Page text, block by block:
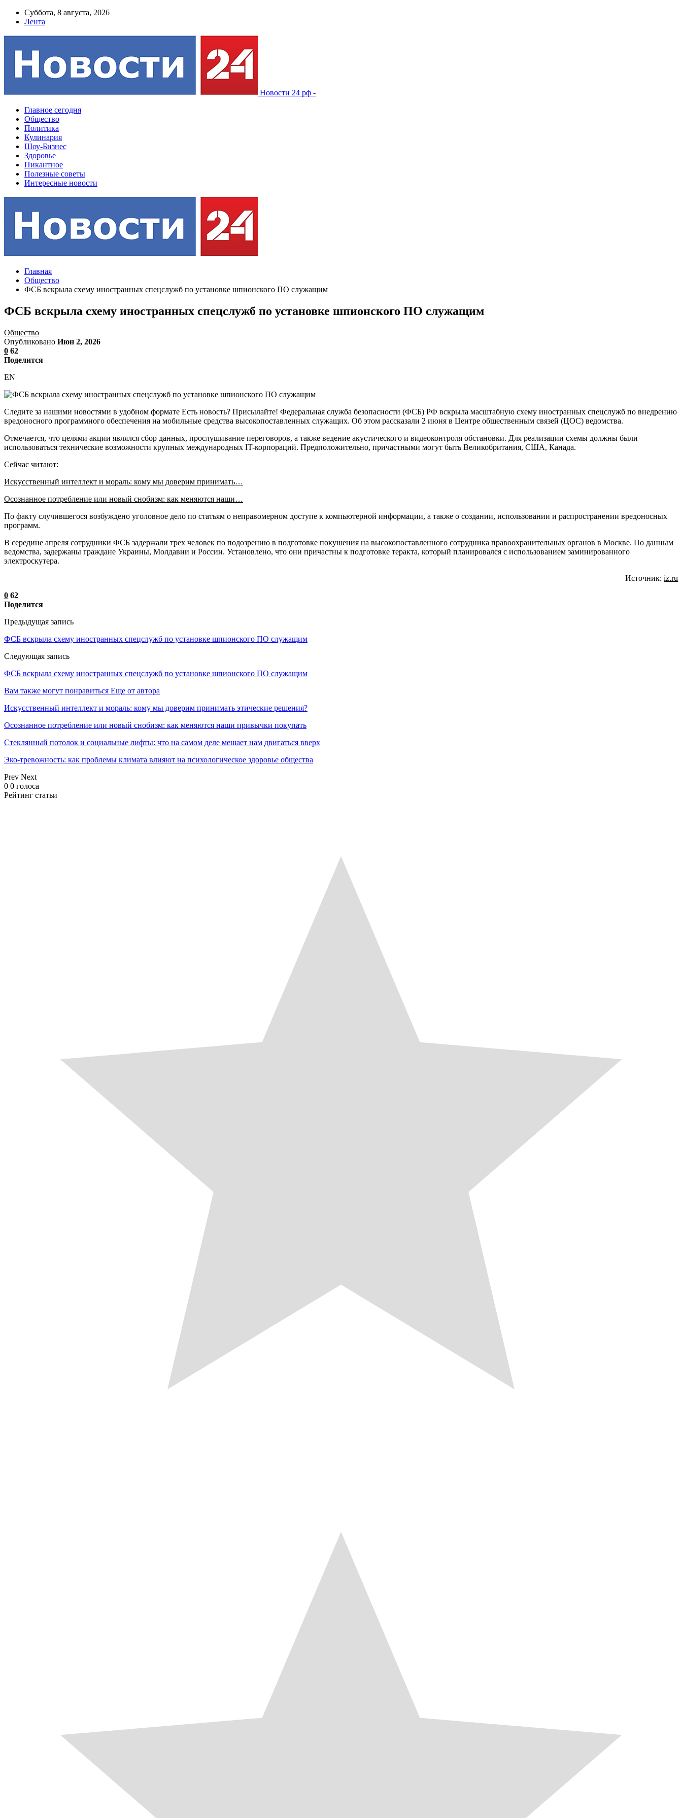
Суббота, 8 августа, 2026
Лента
Новости 24 рф -
Главное сегодня
Общество
Политика
Кулинария
Шоу-Бизнес
Здоровье
Пикантное
Полезные советы
Интересные новости
Главная
Общество
ФСБ вскрыла схему иностранных спецслужб по установке шпионского ПО служащим
ФСБ вскрыла схему иностранных спецслужб по установке шпионского ПО служащим
Общество
Опубликовано Июн 2, 2026
0 62
Поделится
EN
Следите за нашими новостями в удобном формате Есть новость? Присылайте! Федеральная служба безопасности (ФСБ) РФ вскрыла масштабную схему иностранных спецслужб по внедрению
вредоносного программного обеспечения на мобильные средства высокопоставленных служащих. Об этом рассказали 2 июня в Центре общественным связей (ЦОС) ведомства.
Отмечается, что целями акции являлся сбор данных, прослушивание переговоров, а также ведение акустического и видеоконтроля обстановки. Для реализации схемы должны были
использоваться технические возможности крупных международных IT-корпораций. Предположительно, причастными могут быть Великобритания, США, Канада.
Сейчас читают:
Искусственный интеллект и мораль: кому мы доверим принимать…
Осознанное потребление или новый снобизм: как меняются наши…
По факту случившегося возбуждено уголовное дело по статьям о неправомерном доступе к компьютерной информации, а также о создании, использовании и распространении вредоносных
программ.
В середине апреля сотрудники ФСБ задержали трех человек по подозрению в подготовке покушения на высокопоставленного сотрудника правоохранительных органов в Москве. По данным
ведомства, задержаны граждане Украины, Молдавии и России. Установлено, что они причастны к подготовке теракта, который планировался с использованием заминированного
электроскутера.
Источник: iz.ru
0 62
Поделится
Предыдущая запись
ФСБ вскрыла схему иностранных спецслужб по установке шпионского ПО служащим
Следующая запись
ФСБ вскрыла схему иностранных спецслужб по установке шпионского ПО служащим
Вам также могут понравиться Еще от автора
Искусственный интеллект и мораль: кому мы доверим принимать этические решения?
Осознанное потребление или новый снобизм: как меняются наши привычки покупать
Стеклянный потолок и социальные лифты: что на самом деле мешает нам двигаться вверх
Эко-тревожность: как проблемы климата влияют на психологическое здоровье общества
Prev Next
0 0 голоса
Рейтинг статьи